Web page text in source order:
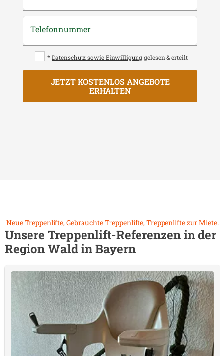
Telefonnummer
* Datenschutz sowie Einwilligung gelesen & erteilt
JETZT KOSTENLOS ANGEBOTE
ERHALTEN
Neue Treppenlifte, Gebrauchte Treppenlifte, Treppenlifte zur Miete.
Unsere Treppenlift-Referenzen in der
RegionWald in Bayern